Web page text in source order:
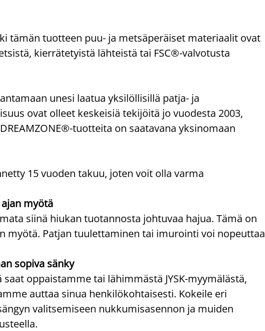
tämän tuotteen puu- ja metsäperäiset materiaalit ovat
kierrätetyistä lähteistä tai FSC®-valvotusta
unesi laatua yksilöllisillä patja- ja
ovat olleet keskeisiä tekijöitä jo vuodesta 2003,
tuotteita on saatavana yksinomaan
15 vuoden takuu, joten voit olla varma
myötä
siinä hiukan tuotannosta johtuvaa hajua. Tämä on
myötä. Patjan tuulettaminen tai imurointi voi nopeuttaa
sopiva sänky
oppaistamme tai lähimmästä JYSK-myymälästä,
auttaa sinua henkilökohtaisesti. Kokeile eri
valitsemiseen nukkumisasennon ja muiden